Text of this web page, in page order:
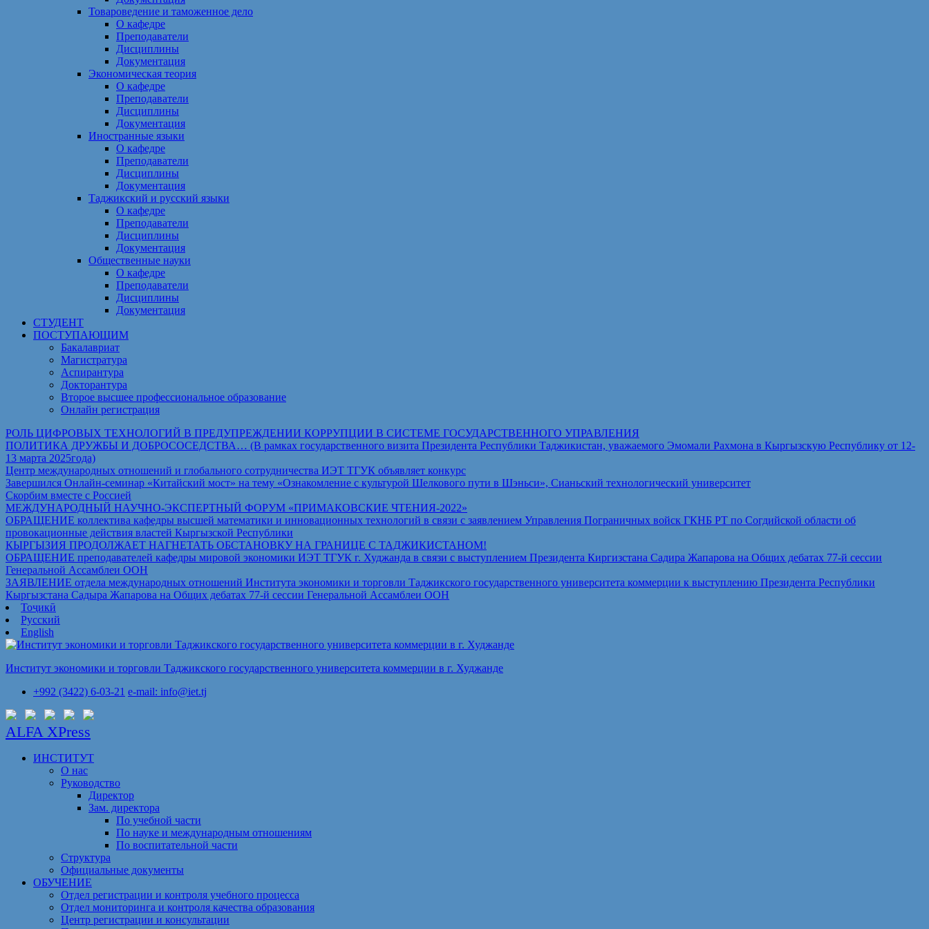
Товароведение и таможенное дело
О кафедре
Преподаватели
Дисциплины
Документация
Экономическая теория
О кафедре
Преподаватели
Дисциплины
Документация
Иностранные языки
О кафедре
Преподаватели
Дисциплины
Документация
Таджикский и русский языки
О кафедре
Преподаватели
Дисциплины
Документация
Общественные науки
О кафедре
Преподаватели
Дисциплины
Документация
СТУДЕНТ
ПОСТУПАЮЩИМ
Бакалавриат
Магистратура
Аспирантура
Докторантура
Второе высшее профессиональное образование
Онлайн регистрация
РОЛЬ ЦИФРОВЫХ ТЕХНОЛОГИЙ В ПРЕДУПРЕЖДЕНИИ КОРРУПЦИИ В СИСТЕМЕ ГОСУДАРСТВЕННОГО УПРАВЛЕНИЯ
ПОЛИТИКА ДРУЖБЫ И ДОБРОСОСЕДСТВА… (В рамках государственного визита Президента Республики Таджикистан, уважаемого Эмомали Рахмона в Кыргызскую Республику от 12-
13 марта 2025года)
Центр международных отношений и глобального сотрудничества ИЭТ ТГУК объявляет конкурс
Завершился Онлайн-семинар «Китайский мост» на тему «Ознакомление с культурой Шелкового пути в Шэньси», Сианьский технологический университет
Скорбим вместе с Россией
МЕЖДУНАРОДНЫЙ НАУЧНО-ЭКСПЕРТНЫЙ ФОРУМ «ПРИМАКОВСКИЕ ЧТЕНИЯ-2022»
ОБРАЩЕНИЕ коллектива кафедры высшей математики и инновационных технологий в связи с заявлением Управления Пограничных войск ГКНБ РТ по Согдийской области об
провокационные действия властей Кыргызской Республики
КЫРГЫЗИЯ ПРОДОЛЖАЕТ НАГНЕТАТЬ ОБСТАНОВКУ НА ГРАНИЦЕ С ТАДЖИКИСТАНОМ!
ОБРАЩЕНИЕ преподавателей кафедры мировой экономики ИЭТ ТГУК г. Худжанда в связи с выступлением Президента Киргизстана Садира Жапарова на Общих дебатах 77-й сессии
Генеральной Ассамблеи ООН
ЗАЯВЛЕНИЕ отдела международных отношений Института экономики и торговли Таджикского государственного университета коммерции к выступлению Президента Республики
Кыргызстана Садыра Жапарова на Общих дебатах 77-й сессии Генеральной Ассамблеи ООН
Тоҷикӣ
Русский
English
Институт экономики и торговли Таджикского государственного университета коммерции в г. Худжанде
+992 (3422) 6-03-21 e-mail: info@iet.tj
ALFA XPress
ИНСТИТУТ
О нас
Руководство
Директор
Зам. директора
По учебной части
По науке и международным отношениям
По воспитательной части
Структура
Официальные документы
ОБУЧЕНИЕ
Отдел регистрации и контроля учебного процесса
Отдел мониторинга и контроля качества образования
Центр регистрации и консультации